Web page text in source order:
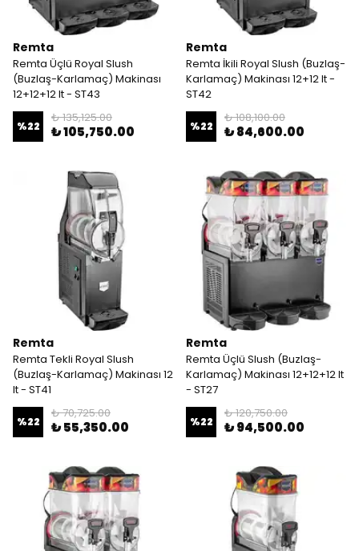
Remta
Remta Üçlü Royal Slush
(Buzlaş-Karlamaç) Makinası
12+12+12 lt - ST43
%22
₺ 135,125.00
₺ 105,750.00
Remta
Remta İkili Royal Slush (Buzlaş-
Karlamaç) Makinası 12+12 lt -
ST42
%22
₺ 108,100.00
₺ 84,600.00
Remta
Remta Tekli Royal Slush
(Buzlaş-Karlamaç) Makinası 12
lt - ST41
%22
₺ 70,725.00
₺ 55,350.00
Remta
Remta Üçlü Slush (Buzlaş-
Karlamaç) Makinası 12+12+12 lt
- ST27
%22
₺ 120,750.00
₺ 94,500.00